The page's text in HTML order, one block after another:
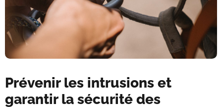
Prévenir les intrusions et
garantir la sécurité des